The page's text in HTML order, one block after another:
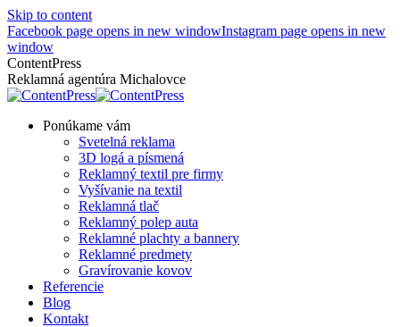
Skip to content
Facebook page opens in new windowInstagram page opens in new
window
ContentPress
Reklamná agentúra Michalovce
Ponúkame vám
Svetelná reklama
3D logá a písmená
Reklamný textil pre firmy
Vyšívanie na textil
Reklamná tlač
Reklamný polep auta
Reklamné plachty a bannery
Reklamné predmety
Gravírovanie kovov
Referencie
Blog
Kontakt